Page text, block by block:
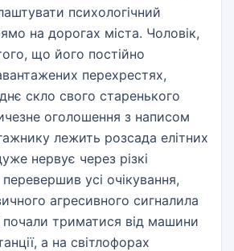
психологічний
на дорогах міста. Чоловік,
що його постійно
перехрестях,
скло свого старенького
оголошення з написом
лежить розсада елітних
нервує через різкі
усі очікування,
агресивного сигналила
почали триматися від машини
а на світлофорах